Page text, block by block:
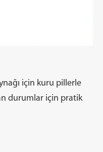
için kuru pillerle
durumlar için pratik